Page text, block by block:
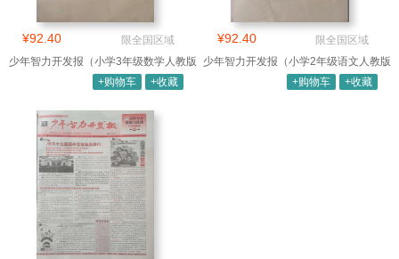
¥92.40
限全国区域
少年智力开发报（小学3年级数学人教版
合订
+购物车 +收藏
¥92.40
限全国区域
少年智力开发报（小学2年级语文人教版
合订
+购物车 +收藏